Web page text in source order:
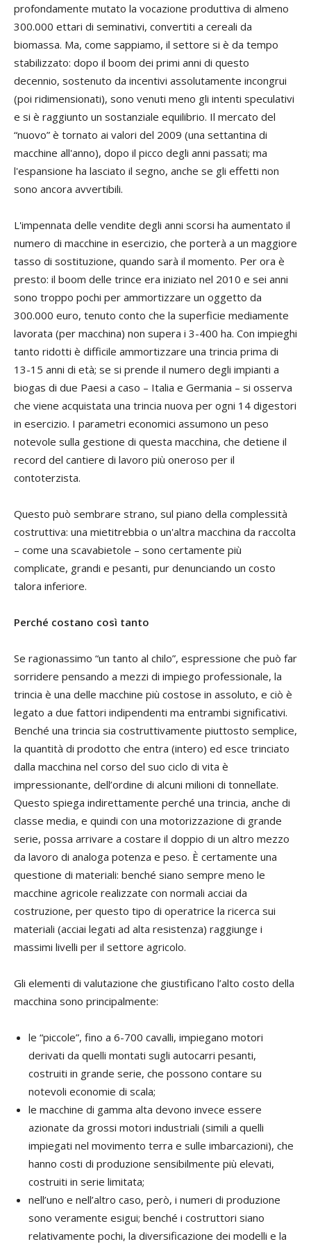
profondamente mutato la vocazione produttiva di almeno
300.000 ettari di seminativi, convertiti a cereali da
biomassa. Ma, come sappiamo, il settore si è da tempo
stabilizzato: dopo il boom dei primi anni di questo
decennio, sostenuto da incentivi assolutamente incongrui
(poi ridimensionati), sono venuti meno gli intenti speculativi
e si è raggiunto un sostanziale equilibrio. Il mercato del
“nuovo” è tornato ai valori del 2009 (una settantina di
macchine all'anno), dopo il picco degli anni passati; ma
l'espansione ha lasciato il segno, anche se gli effetti non
sono ancora avvertibili.
L'impennata delle vendite degli anni scorsi ha aumentato il
numero di macchine in esercizio, che porterà a un maggiore
tasso di sostituzione, quando sarà il momento. Per ora è
presto: il boom delle trince era iniziato nel 2010 e sei anni
sono troppo pochi per ammortizzare un oggetto da
300.000 euro, tenuto conto che la superficie mediamente
lavorata (per macchina) non supera i 3-400 ha. Con impieghi
tanto ridotti è difficile ammortizzare una trincia prima di
13-15 anni di età; se si prende il numero degli impianti a
biogas di due Paesi a caso – Italia e Germania – si osserva
che viene acquistata una trincia nuova per ogni 14 digestori
in esercizio. I parametri economici assumono un peso
notevole sulla gestione di questa macchina, che detiene il
record del cantiere di lavoro più oneroso per il
contoterzista.
Questo può sembrare strano, sul piano della complessità
costruttiva: una mietitrebbia o un'altra macchina da raccolta
– come una scavabietole – sono certamente più
complicate, grandi e pesanti, pur denunciando un costo
talora inferiore.
Perché costano così tanto
Se ragionassimo “un tanto al chilo”, espressione che può far
sorridere pensando a mezzi di impiego professionale, la
trincia è una delle macchine più costose in assoluto, e ciò è
legato a due fattori indipendenti ma entrambi significativi.
Benché una trincia sia costruttivamente piuttosto semplice,
la quantità di prodotto che entra (intero) ed esce trinciato
dalla macchina nel corso del suo ciclo di vita è
impressionante, dell’ordine di alcuni milioni di tonnellate.
Questo spiega indirettamente perché una trincia, anche di
classe media, e quindi con una motorizzazione di grande
serie, possa arrivare a costare il doppio di un altro mezzo
da lavoro di analoga potenza e peso. È certamente una
questione di materiali: benché siano sempre meno le
macchine agricole realizzate con normali acciai da
costruzione, per questo tipo di operatrice la ricerca sui
materiali (acciai legati ad alta resistenza) raggiunge i
massimi livelli per il settore agricolo.
Gli elementi di valutazione che giustificano l’alto costo della
macchina sono principalmente:
le “piccole”, fino a 6-700 cavalli, impiegano motori
derivati da quelli montati sugli autocarri pesanti,
costruiti in grande serie, che possono contare su
notevoli economie di scala;
le macchine di gamma alta devono invece essere
azionate da grossi motori industriali (simili a quelli
impiegati nel movimento terra e sulle imbarcazioni), che
hanno costi di produzione sensibilmente più elevati,
costruiti in serie limitata;
nell’uno e nell’altro caso, però, i numeri di produzione
sono veramente esigui; benché i costruttori siano
relativamente pochi, la diversificazione dei modelli e la